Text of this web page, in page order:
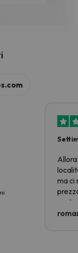
Allora
ma ci